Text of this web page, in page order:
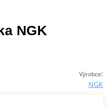
NGK
Výrobce:
NGK